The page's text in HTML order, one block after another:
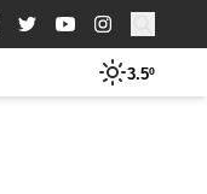
Buscar:
3.5º